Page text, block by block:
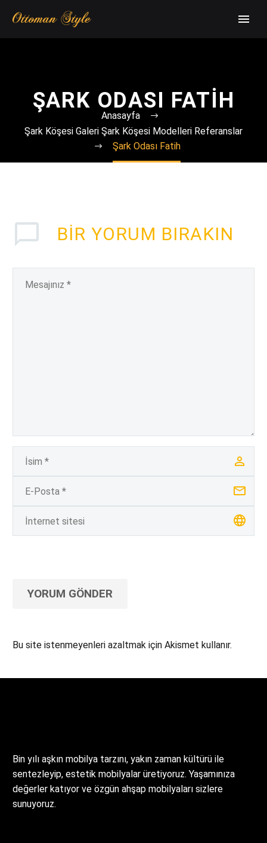
ŞARK ODASI FATIH
Anasayfa
Şark Köşesi Galeri Şark Köşesi Modelleri Referanslar
Şark Odası Fatih
BIR YORUM BIRAKIN
YORUM GÖNDER
Bu site istenmeyenleri azaltmak için Akismet kullanır.
Bin yılı aşkın mobilya tarzını, yakın zaman kültürü ile
sentezleyip, estetik mobilyalar üretiyoruz. Yaşamınıza
değerler katıyor ve özgün ahşap mobilyaları sizlere
sunuyoruz.